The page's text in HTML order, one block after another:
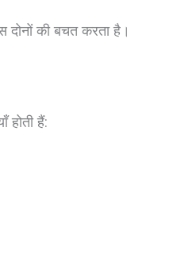
की बचत करता है।
होती हैं: